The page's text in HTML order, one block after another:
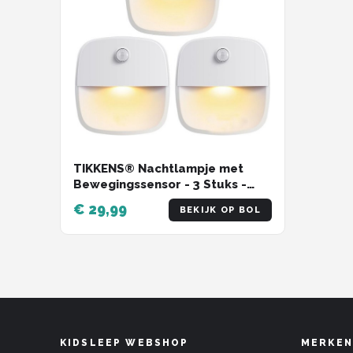
TIKKENS® Nachtlampje met
Bewegingssensor - 3 Stuks -
LED Kastverlichting en
Trapverlichting met Sensor -
Draadloos op Batterij
€ 29,99 BEKIJK OP BOL
KIDSLEEP WEBSHOP MERKEN